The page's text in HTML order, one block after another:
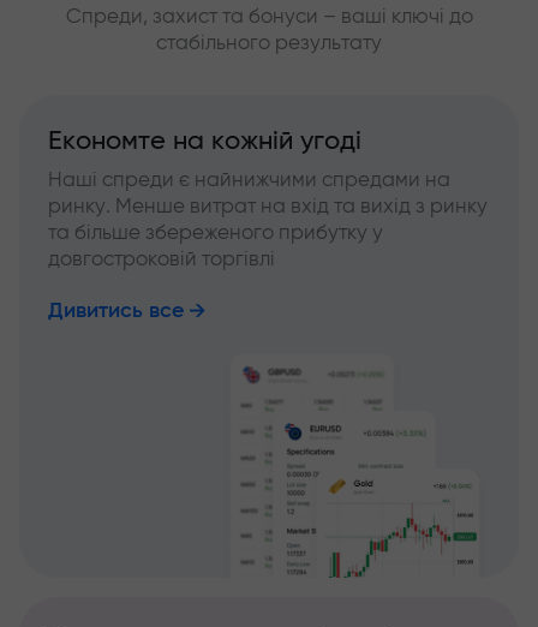
Спреди, захист та бонуси – ваші ключі до
стабільного результату
Економте на кожній угоді
Наші спреди є найнижчими спредами на
ринку. Менше витрат на вхід та вихід з ринку
та більше збереженого прибутку у
довгостроковій торгівлі
Дивитись все